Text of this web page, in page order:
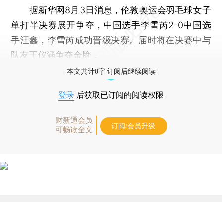
据新华网8月3日消息，伦敦奥运会羽毛球女子
单打半决赛展开争夺，中国选手李雪芮2-0中国选
手汪鑫，李雪芮成功晋级决赛。届时将在决赛中与
队友王仪涵争夺金牌 。
本文共计0字 订阅后继续阅读
登录 后获取已订阅的阅读权限
财新通会员
可畅读全文
订阅/会员升级